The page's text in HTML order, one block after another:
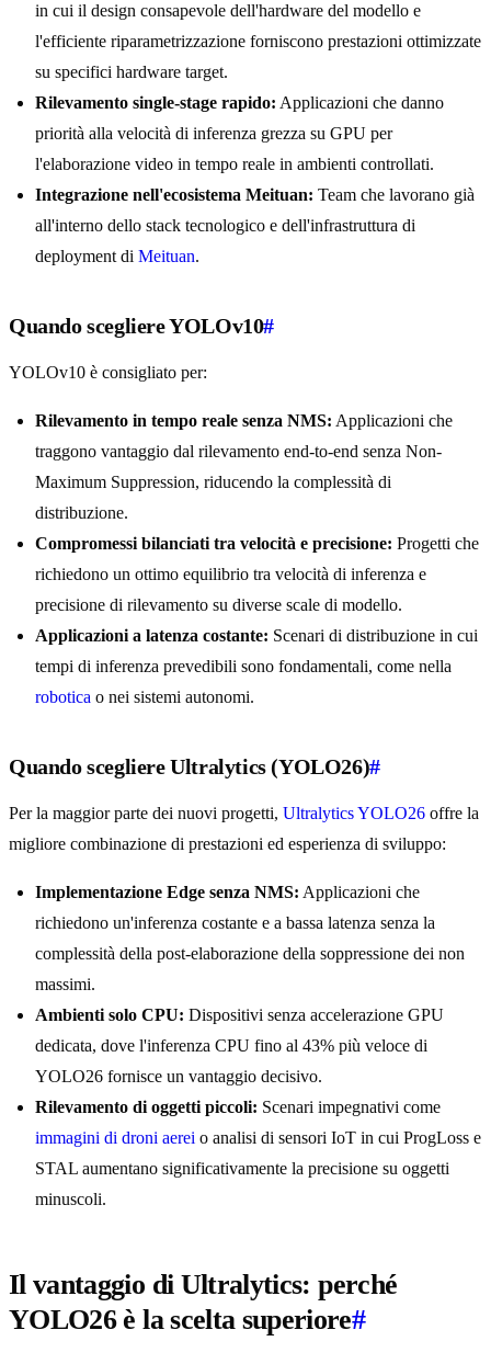
in cui il design consapevole dell'hardware del modello e
l'efficiente riparametrizzazione forniscono prestazioni ottimizzate
su specifici hardware target.
Rilevamento single-stage rapido: Applicazioni che danno
priorità alla velocità di inferenza grezza su GPU per
l'elaborazione video in tempo reale in ambienti controllati.
Integrazione nell'ecosistema Meituan: Team che lavorano già
all'interno dello stack tecnologico e dell'infrastruttura di
deployment di Meituan.
Quando scegliere YOLOv10#
YOLOv10 è consigliato per:
Rilevamento in tempo reale senza NMS: Applicazioni che
traggono vantaggio dal rilevamento end-to-end senza Non-
Maximum Suppression, riducendo la complessità di
distribuzione.
Compromessi bilanciati tra velocità e precisione: Progetti che
richiedono un ottimo equilibrio tra velocità di inferenza e
precisione di rilevamento su diverse scale di modello.
Applicazioni a latenza costante: Scenari di distribuzione in cui
tempi di inferenza prevedibili sono fondamentali, come nella
robotica o nei sistemi autonomi.
Quando scegliere Ultralytics (YOLO26)#
Per la maggior parte dei nuovi progetti, Ultralytics YOLO26 offre la
migliore combinazione di prestazioni ed esperienza di sviluppo:
Implementazione Edge senza NMS: Applicazioni che
richiedono un'inferenza costante e a bassa latenza senza la
complessità della post-elaborazione della soppressione dei non
massimi.
Ambienti solo CPU: Dispositivi senza accelerazione GPU
dedicata, dove l'inferenza CPU fino al 43% più veloce di
YOLO26 fornisce un vantaggio decisivo.
Rilevamento di oggetti piccoli: Scenari impegnativi come
immagini di droni aerei o analisi di sensori IoT in cui ProgLoss e
STAL aumentano significativamente la precisione su oggetti
minuscoli.
Il vantaggio di Ultralytics: perché
YOLO26 è la scelta superiore#